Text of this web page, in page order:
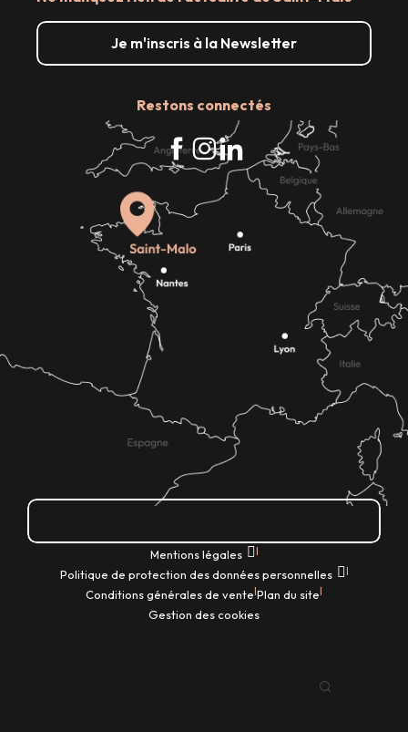
Je m'inscris à la Newsletter
Restons connectés
Mentions légales |
Politique de protection des données personnelles |
Conditions générales de vente|Plan du site|
Gestion des cookies